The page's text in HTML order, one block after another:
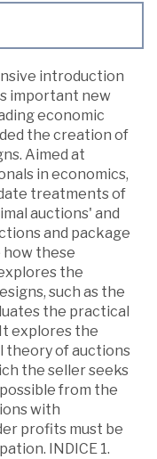
introduction
important new
economic
the creation of
Aimed at
in economics,
treatments of
auctions' and
and package
how these
the
such as the
the practical
explores the
theory of auctions
the seller seeks
from the
with
profits must be
INDICE 1.